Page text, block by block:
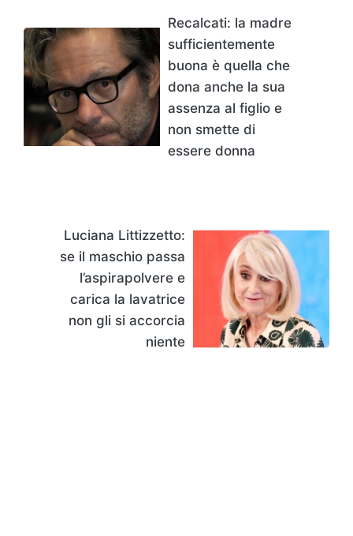
Recalcati: la madre
sufficientemente
buona è quella che
dona anche la sua
assenza al figlio e
non smette di
essere donna
Luciana Littizzetto:
se il maschio passa
l’aspirapolvere e
carica la lavatrice
non gli si accorcia
niente